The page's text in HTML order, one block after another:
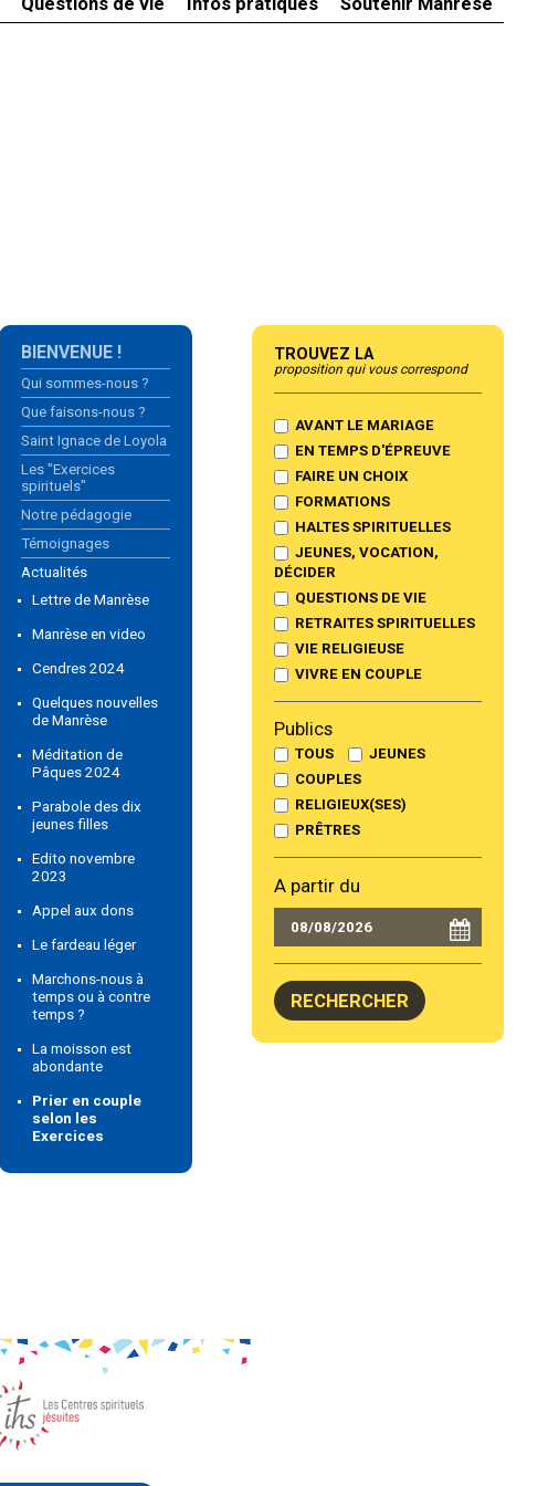
Trouvez la
proposition qui vous correspond
AVANT LE MARIAGE
EN TEMPS D'ÉPREUVE
FAIRE UN CHOIX
FORMATIONS
HALTES SPIRITUELLES
JEUNES, VOCATION,
DÉCIDER
QUESTIONS DE VIE
RETRAITES SPIRITUELLES
VIE RELIGIEUSE
VIVRE EN COUPLE
Publics
TOUS
JEUNES
COUPLES
RELIGIEUX(SES)
PRÊTRES
A partir du
Navigation
BIENVENUE !
Qui sommes-nous ?
Que faisons-nous ?
Saint Ignace de Loyola
Les "Exercices
spirituels"
Notre pédagogie
Témoignages
Actualités
Lettre de Manrèse
Manrèse en video
Cendres 2024
Quelques nouvelles
de Manrèse
Méditation de
Pâques 2024
Parabole des dix
jeunes filles
Edito novembre
2023
Appel aux dons
Le fardeau léger
Marchons-nous à
temps ou à contre
temps ?
La moisson est
abondante
Prier en couple
selon les
Exercices